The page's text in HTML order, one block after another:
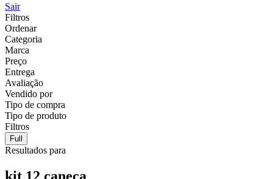
Sair
Filtros
Ordenar
Categoria
Marca
Preço
Entrega
Avaliação
Vendido por
Tipo de compra
Tipo de produto
Filtros
Full
Resultados para
kit 12 caneca